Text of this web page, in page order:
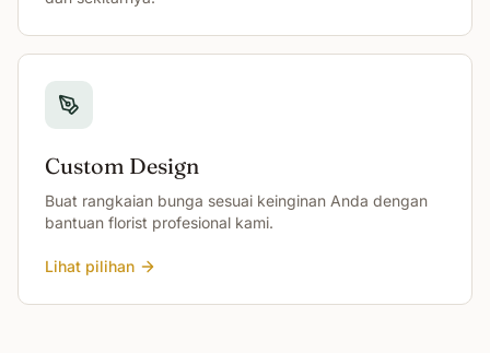
Custom Design
Buat rangkaian bunga sesuai keinginan Anda dengan
bantuan florist profesional kami.
Lihat pilihan